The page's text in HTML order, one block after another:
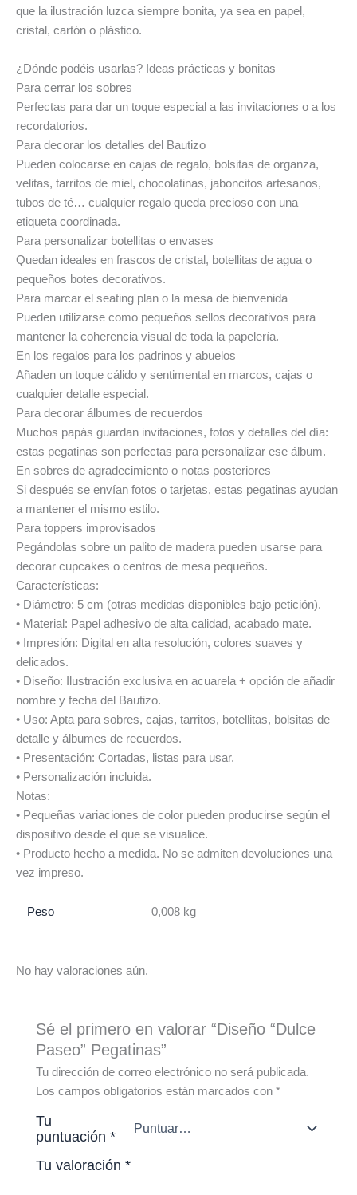
que la ilustración luzca siempre bonita, ya sea en papel,
cristal, cartón o plástico.
¿Dónde podéis usarlas? Ideas prácticas y bonitas
Para cerrar los sobres
Perfectas para dar un toque especial a las invitaciones o a los
recordatorios.
Para decorar los detalles del Bautizo
Pueden colocarse en cajas de regalo, bolsitas de organza,
velitas, tarritos de miel, chocolatinas, jaboncitos artesanos,
tubos de té… cualquier regalo queda precioso con una
etiqueta coordinada.
Para personalizar botellitas o envases
Quedan ideales en frascos de cristal, botellitas de agua o
pequeños botes decorativos.
Para marcar el seating plan o la mesa de bienvenida
Pueden utilizarse como pequeños sellos decorativos para
mantener la coherencia visual de toda la papelería.
En los regalos para los padrinos y abuelos
Añaden un toque cálido y sentimental en marcos, cajas o
cualquier detalle especial.
Para decorar álbumes de recuerdos
Muchos papás guardan invitaciones, fotos y detalles del día:
estas pegatinas son perfectas para personalizar ese álbum.
En sobres de agradecimiento o notas posteriores
Si después se envían fotos o tarjetas, estas pegatinas ayudan
a mantener el mismo estilo.
Para toppers improvisados
Pegándolas sobre un palito de madera pueden usarse para
decorar cupcakes o centros de mesa pequeños.
Características:
• Diámetro: 5 cm (otras medidas disponibles bajo petición).
• Material: Papel adhesivo de alta calidad, acabado mate.
• Impresión: Digital en alta resolución, colores suaves y
delicados.
• Diseño: Ilustración exclusiva en acuarela + opción de añadir
nombre y fecha del Bautizo.
• Uso: Apta para sobres, cajas, tarritos, botellitas, bolsitas de
detalle y álbumes de recuerdos.
• Presentación: Cortadas, listas para usar.
• Personalización incluida.
Notas:
• Pequeñas variaciones de color pueden producirse según el
dispositivo desde el que se visualice.
• Producto hecho a medida. No se admiten devoluciones una
vez impreso.
Peso 0,008 kg
No hay valoraciones aún.
Sé el primero en valorar “Diseño “Dulce
Paseo” Pegatinas”
Tu dirección de correo electrónico no será publicada.
Los campos obligatorios están marcados con*
Tu
puntuación*
Tu valoración*